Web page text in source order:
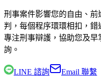
刑事案件影響您的自由、
判，每個程序環環相扣，錯
專注刑事辯護，協助您及
詢。
LINE 諮詢 Email 聯繫